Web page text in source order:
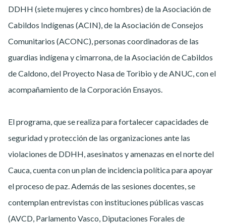
DDHH (siete mujeres y cinco hombres) de la Asociación de
Cabildos Indígenas (ACIN), de la Asociación de Consejos
Comunitarios (ACONC), personas coordinadoras de las
guardias indígena y cimarrona, de la Asociación de Cabildos
de Caldono, del Proyecto Nasa de Toribio y de ANUC, con el
acompañamiento de la Corporación Ensayos.
El programa, que se realiza para fortalecer capacidades de
seguridad y protección de las organizaciones ante las
violaciones de DDHH, asesinatos y amenazas en el norte del
Cauca, cuenta con un plan de incidencia política para apoyar
el proceso de paz. Además de las sesiones docentes, se
contemplan entrevistas con instituciones públicas vascas
(AVCD, Parlamento Vasco, Diputaciones Forales de